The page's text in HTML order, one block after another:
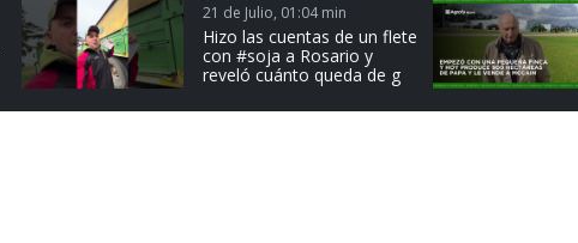
21 de Julio, 01:04 min
Hizo las cuentas de un flete
con #soja a Rosario y
reveló cuánto queda de g